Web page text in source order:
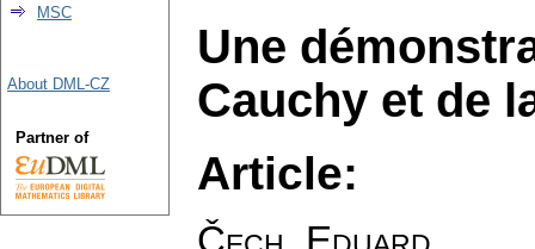
Une
Cauchy et de
Article:
MSC
About DML-CZ
Partner of